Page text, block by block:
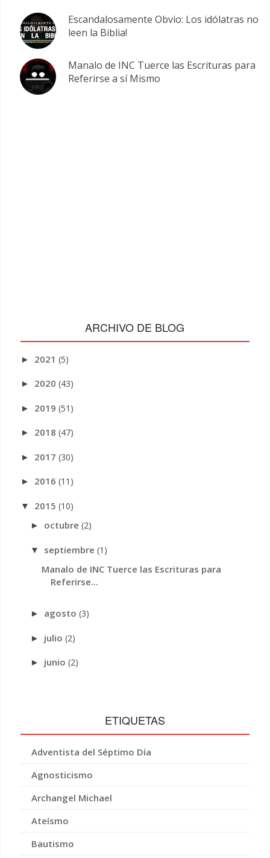
Escandalosamente Obvio: Los idólatras no
leen la Biblia!
Manalo de INC Tuerce las Escrituras para
Referirse a sí Mismo
ARCHIVO DE BLOG
► 2021 (5)
► 2020 (43)
► 2019 (51)
► 2018 (47)
► 2017 (30)
► 2016 (11)
▼ 2015 (10)
► octubre(2)
▼ septiembre(1)
Manalo de INC Tuerce las Escrituras para
Referirse...
► agosto(3)
► julio(2)
► junio(2)
ETIQUETAS
Adventista del Séptimo Día
Agnosticismo
Archangel Michael
Ateísmo
Bautismo